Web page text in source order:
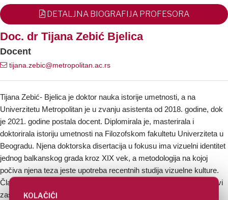
DETALJNA BIOGRAFIJA PROFESORA
Doc. dr Tijana Zebić Bjelica
Docent
tijana.zebic@metropolitan.ac.rs
Tijana Zebić- Bjelica je doktor nauka istorije umetnosti, a na
Univerzitetu Metropolitan je u zvanju asistenta od 2018. godine, dok
je 2021. godine postala docent. Diplomirala je, masterirala i
doktorirala istoriju umetnosti na Filozofskom fakultetu Univerziteta u
Beogradu. Njena doktorska disertacija u fokusu ima vizuelni identitet
jednog balkanskog grada kroz XIX vek, a metodologija na kojoj
počiva njena teza jeste upotreba recentnih studija vizuelne kulture.
Član je panevropske organizacije Evropa Nostra Srbija koja se bavi
zaštitom nasleđa od 2012. godine i u okviru nje je zadužena za
KOLAČIĆI